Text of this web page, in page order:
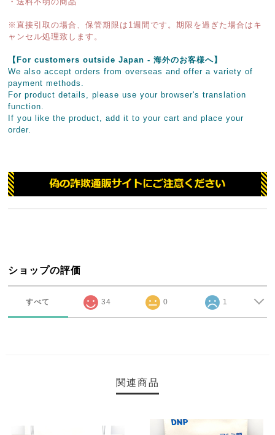
※直接引取の場合、保管期限は1週間です。期限を過ぎた場合はキ
ャンセル処理致します。
【For customers outside Japan - 海外のお客様へ】
We also accept orders from overseas and offer a variety of
payment methods.
For product details, please use your browser's translation
function.
If you like the product, add it to your cart and place your
order.
ショップの評価
すべて 34 0 1
関連商品